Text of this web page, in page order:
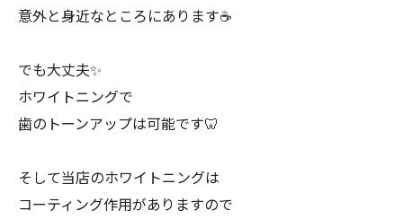
意外と身近なところにあります☕
でも大丈夫✨
ホワイトニングで
歯のトーンアップは可能です🦷
そして当店のホワイトニングは
コーティング作用がありますので